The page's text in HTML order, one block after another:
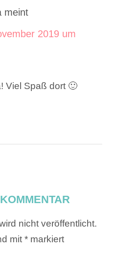
meint
2019 um
Viel Spaß dort 🙂
nicht veröffentlicht.
mit* markiert